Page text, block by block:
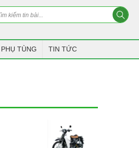
PHỤ TÙNG TIN TỨC